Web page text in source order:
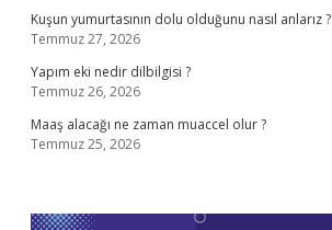
Kuşun yumurtasının dolu olduğunu nasıl anlarız ?
Temmuz 27, 2026
Yapım eki nedir dilbilgisi ?
Temmuz 26, 2026
Maaş alacağı ne zaman muaccel olur ?
Temmuz 25, 2026